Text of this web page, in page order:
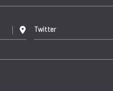
Twitter